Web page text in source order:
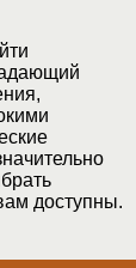
доступны.